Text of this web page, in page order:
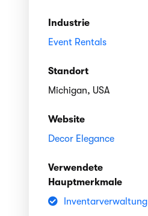
Industrie
Event Rentals
Standort
Michigan, USA
Website
Decor Elegance
Verwendete
Hauptmerkmale
Inventarverwaltung